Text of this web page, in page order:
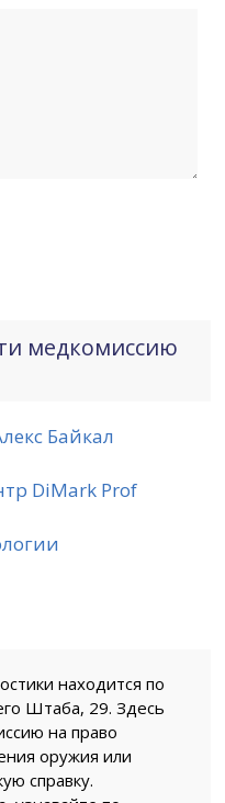
медкомиссию
Байкал
DiMark Prof
находится по
Штаба, 29. Здесь
на право
оружия или
справку.